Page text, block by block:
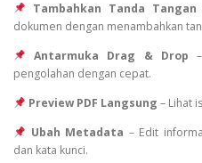
Tambahkan Tanda
dokumen dengan menambahkan
Antarmuka Drag & Drop
pengolahan dengan cepat.
Preview PDF Langsung – Lihat
Ubah Metadata – Edit
dan kata kunci.